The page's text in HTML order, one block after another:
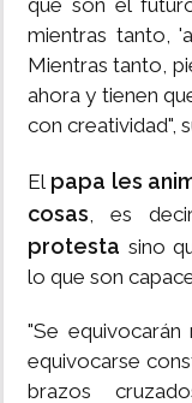
que son el
mientras tanto,
Mientras tanto,
ahora y tienen
con creatividad",
El papa les
cosas, es
protesta sino
lo que son
"Se
equivocarse
brazos